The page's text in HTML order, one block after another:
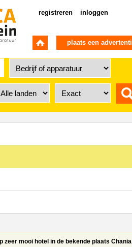
registreren inloggen
plaats een
zeer mooi hotel in de bekende plaats